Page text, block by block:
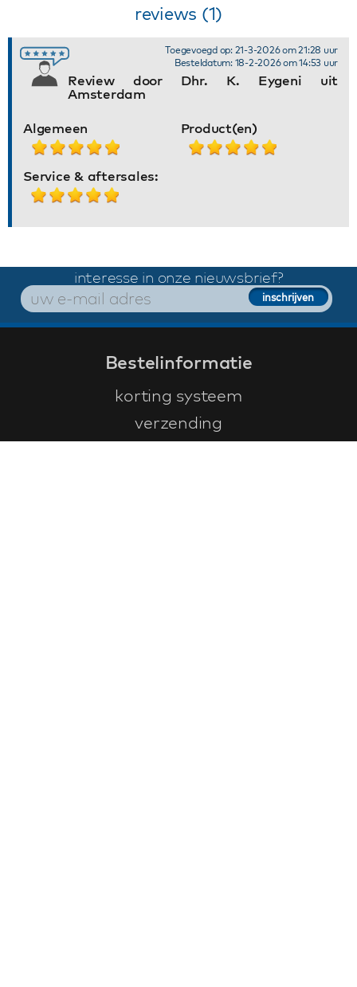
reviews (1)
Review door Dhr. K. Eygeni uit
Amsterdam
Toegevoegd op: 21-3-2026 om 21:28 uur
Besteldatum: 18-2-2026 om 14:53 uur
Algemeen Product(en)
Service & aftersales:
interesse in onze nieuwsbrief?
Bestelinformatie
korting systeem
verzending